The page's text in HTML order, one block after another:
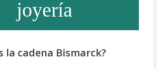
joyería
la cadena Bismarck?